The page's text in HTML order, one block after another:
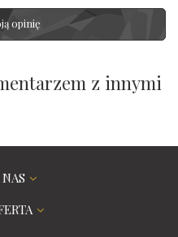
opinię
z innymi